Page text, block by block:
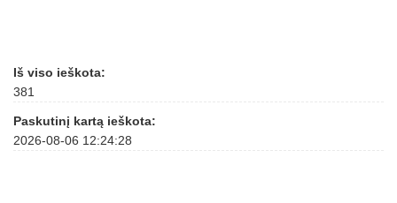
Iš viso ieškota:
381
Paskutinį kartą ieškota:
2026-08-06 12:24:28